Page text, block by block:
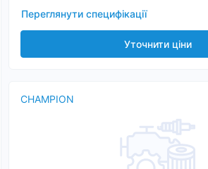
Переглянути специфікації
Уточнити ціни
CHAMPION